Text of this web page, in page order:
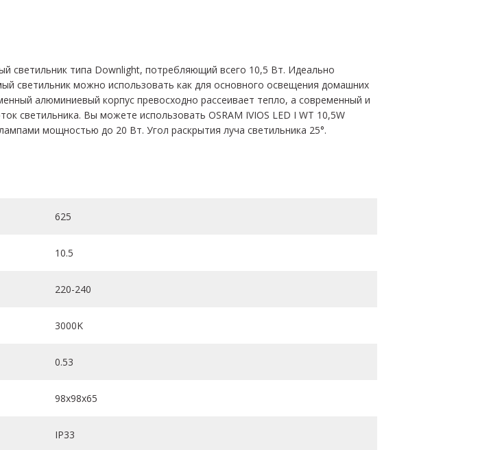
светильник типа Downlight, потребляющий всего 10,5 Вт. Идеально
светильник можно использовать как для основного освещения домашних
алюминиевый корпус превосходно рассеивает тепло, а современный и
светильника. Вы можете использовать OSRAM IVIOS LED I WT 10,5W
мощностью до 20 Вт. Угол раскрытия луча светильника 25°.
625
10.5
220-240
3000K
0.53
98х98х65
IP33